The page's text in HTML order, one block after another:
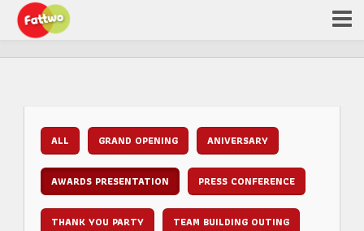
ALL GRAND OPENING ANIVERSARY
AWARDS PRESENTATION PRESS CONFERENCE
THANK YOU PARTY TEAM BUILDING OUTING